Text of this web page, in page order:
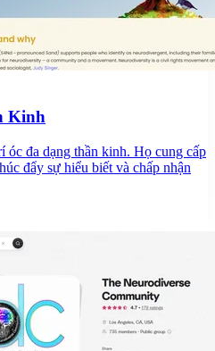
Kinh
óc đa dạng thần kinh. Họ cung cấp
đẩy sự hiểu biết và chấp nhận